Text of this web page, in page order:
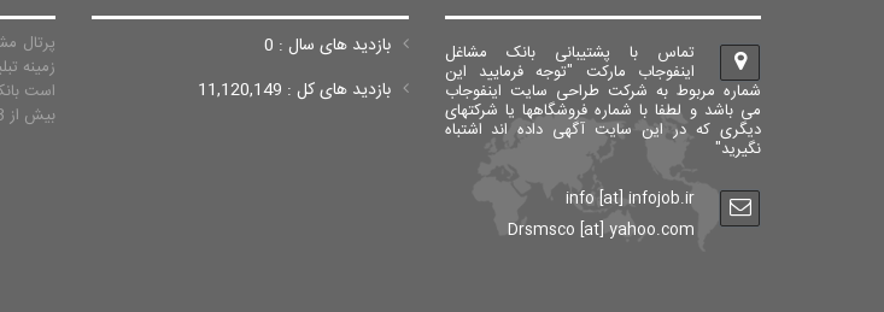
تماس با پشتیبانی بانک مشاغل
اینفوجاب مارکت "توجه فرمایید این
شماره مربوط به شرکت طراحی سایت اینفوجاب
می باشد و لطفا با شماره فروشگاهها یا شرکتهای
دیگری که در این سایت آگهی داده اند اشتباه
نگیرید"
info [at] infojob.ir
Drsmsco [at] yahoo.com
بازدید های سال : 0
بازدید های کل : 11,120,149
پرتال
زمینه
است
بیش از 3 میلیون اطلاعات جمع آوری نماید.